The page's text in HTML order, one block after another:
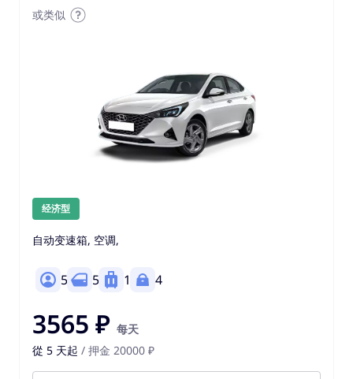
或类似
经济型
自动变速箱, 空调,
5 5 1 4
3565 ₽ 每天
從 5 天起 / 押金 20000 ₽